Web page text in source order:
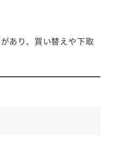
あり、買い替えや下取